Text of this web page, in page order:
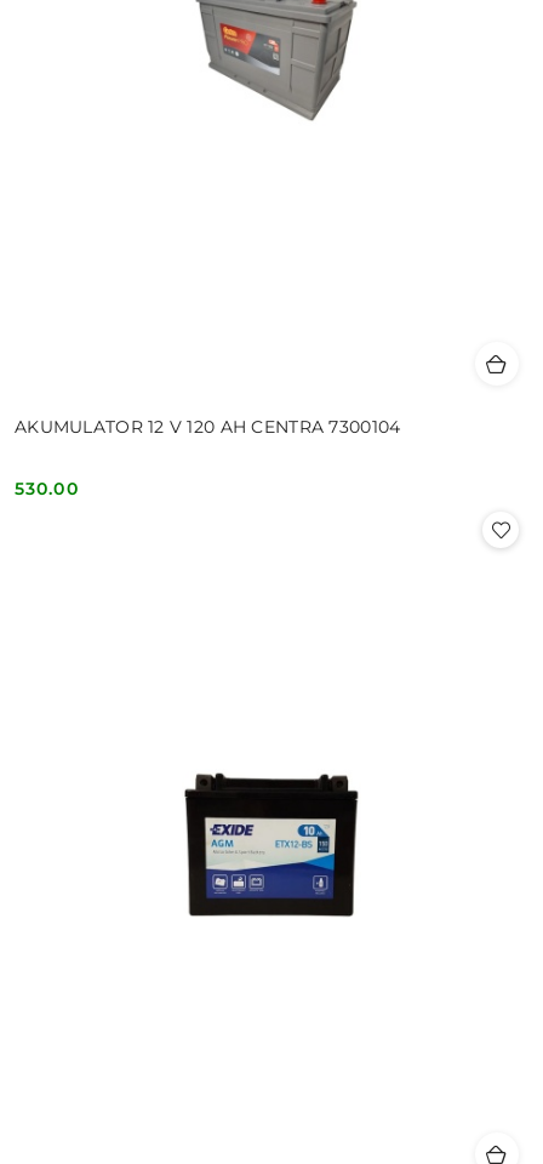
AKUMULATOR 12 V 120 AH CENTRA 7300104
Cena:
530.00